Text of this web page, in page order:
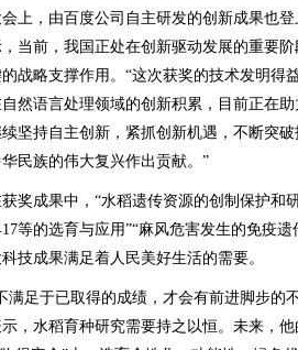
，由百度公司自主研发的创新成果也登
当前，我国正处在创新驱动发展的重要
战略支撑作用。“这次获奖的技术发明得
然语言处理领域的创新积累，目前正在
坚持自主创新，紧抓创新机遇，不断突破
民族的伟大复兴作出贡献。”
成果中，“水稻遗传资源的创制保护和研
等的选育与应用”“麻风危害发生的免疫
技成果满足着人民美好生活的需要。
足于已取得的成绩，才会有前进脚步的
，水稻育种研究需要持之以恒。未来，